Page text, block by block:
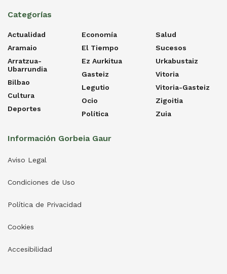
Categorías
Actualidad
Aramaio
Arratzua-
Ubarrundia
Bilbao
Cultura
Deportes
Economía
El Tiempo
Ez Aurkitua
Gasteiz
Legutio
Ocio
Política
Salud
Sucesos
Urkabustaiz
Vitoria
Vitoria-Gasteiz
Zigoitia
Zuia
Información Gorbeia Gaur
Aviso Legal
Condiciones de Uso
Política de Privacidad
Cookies
Accesibilidad